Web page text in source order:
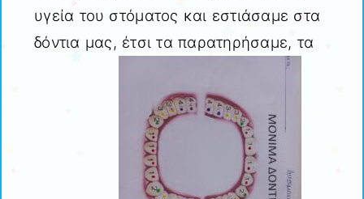
υγεία του στόματος και εστιάσαμε στα
δόντια μας, έτσι τα παρατηρήσαμε, τα